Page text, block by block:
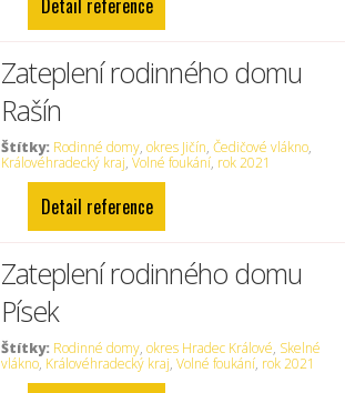
Detail reference
Zateplení rodinného domu
Rašín
Štítky: Rodinné domy,okres Jičín,Čedičové vlákno,
Královéhradecký kraj,Volné foukání, rok 2021
Detail reference
Zateplení rodinného domu
Písek
Štítky: Rodinné domy,okres Hradec Králové, Skelné
vlákno, Královéhradecký kraj,Volné foukání, rok 2021